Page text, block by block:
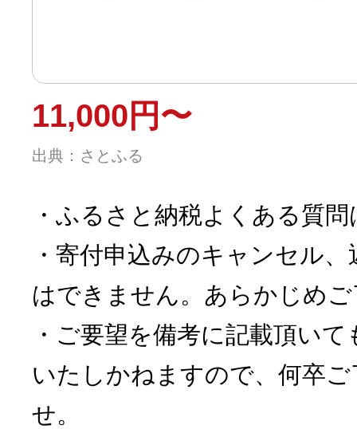
11,000円〜
出典：さとふる
・ふるさと納税よくある質
・寄付申込みのキャンセル
はできません。あらかじめ
・ご要望を備考に記載頂い
いたしかねますので、何卒
せ。